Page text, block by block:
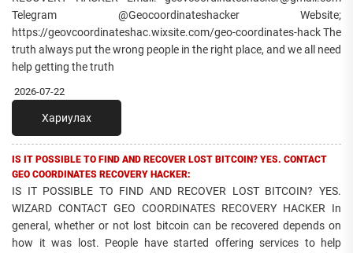
Telegram @Geocoordinateshacker Website;
https://geovcoordinateshac.wixsite.com/geo-coordinates-hack The
truth always put the wrong people in the right place, and we all need
help getting the truth
2026-07-22
Хариулах
IS IT POSSIBLE TO FIND AND RECOVER LOST BITCOIN? YES. CONTACT
GEO COORDINATES RECOVERY HACKER:
IS IT POSSIBLE TO FIND AND RECOVER LOST BITCOIN? YES.
WIZARD CONTACT GEO COORDINATES RECOVERY HACKER In
general, whether or not lost bitcoin can be recovered depends on
how it was lost. People have started offering services to help